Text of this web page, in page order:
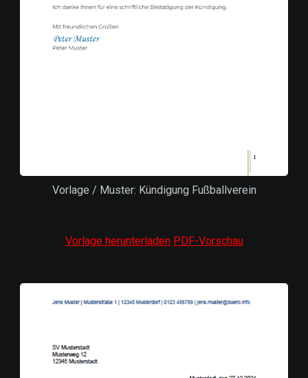
Vorlage / Muster: Kündigung Fußballverein
Vorlage herunterladen PDF-Vorschau